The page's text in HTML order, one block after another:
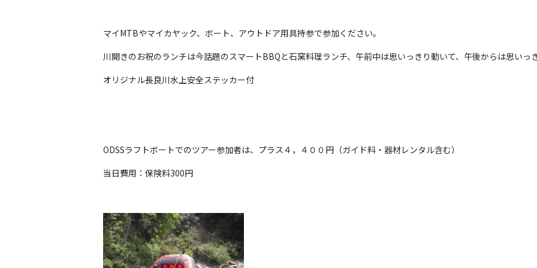
マイMTBやマイカヤック、ボート、アウトドア用具持参で参加ください。
川開きのお祝のランチは今話題のスマートBBQと石窯料理ランチ、午前中は思いっきり動いて、午後からは思いっ
オリジナル長良川水上安全ステッカー付
ODSSラフトボートでのツアー参加者は、プラス４，４００円（ガイド料・器材レンタル含む）
当日費用：保険料300円